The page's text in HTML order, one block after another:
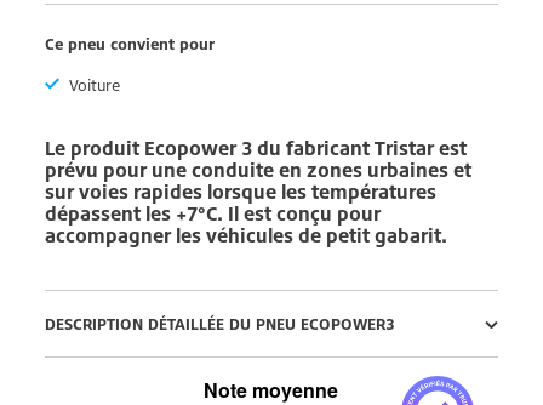
Ce pneu convient pour
Voiture
Le produit Ecopower 3 du fabricantTristarest
prévu pour une conduite en zones urbaines et
sur voies rapides lorsque les températures
dépassent les +7°C. Il est conçu pour
accompagner les véhicules de petit gabarit.
DESCRIPTION DÉTAILLÉE DU PNEU ECOPOWER3
Note moyenne